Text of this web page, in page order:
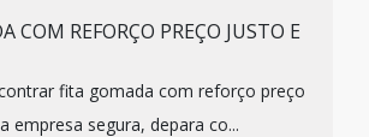
COM REFORÇO PREÇO JUSTO E
fita gomada com reforço preço
empresa segura, depara co...